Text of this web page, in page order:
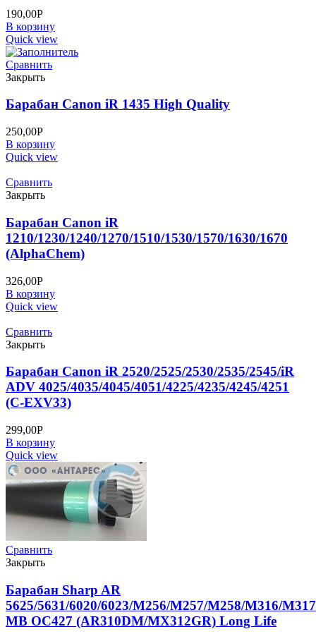
190,00Р
В корзину
Quick view
Сравнить
Закрыть
Барабан Canon iR 1435 High Quality
250,00Р
В корзину
Quick view
Сравнить
Закрыть
Барабан Canon iR
1210/1230/1240/1270/1510/1530/1570/1630/1670
(AlphaChem)
326,00Р
В корзину
Quick view
Сравнить
Закрыть
Барабан Canon iR 2520/2525/2530/2535/2545/iR
ADV 4025/4035/4045/4051/4225/4235/4245/4251
(C-EXV33)
299,00Р
В корзину
Quick view
Сравнить
Закрыть
Барабан Sharp AR
5625/5631/6020/6023/M256/M257/M258/M316/
MB OC427 (AR310DM/MX312GR) Long Life